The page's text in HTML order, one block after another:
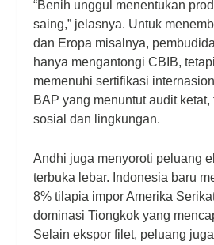
“Benih unggul menentukan
saing,” jelasnya. Untuk
dan Eropa misalnya,
hanya mengantongi CBIB,
memenuhi sertifikasi
BAP yang menuntut audit
sosial dan lingkungan.
Andhi juga menyoroti peluang
terbuka lebar. Indonesia baru
8% tilapia impor Amerika
dominasi Tiongkok yang
Selain ekspor filet, peluang